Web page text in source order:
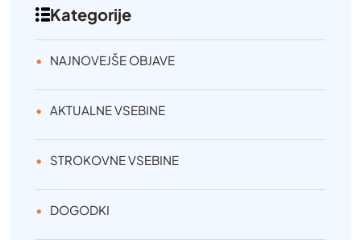
Kategorije
NAJNOVEJŠE OBJAVE
AKTUALNE VSEBINE
STROKOVNE VSEBINE
DOGODKI